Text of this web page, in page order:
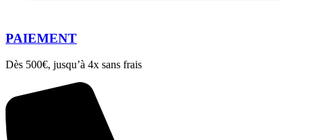
PAIEMENT
Dès 500€, jusqu’à 4x sans frais